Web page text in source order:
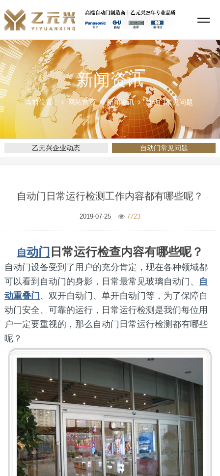
新闻资讯
当前位置： 网站首页 新闻资讯 自动门常见问题
乙元兴企业动态 自动门常见问题
自动门日常运行检测工作内容都有哪些呢？
2019-07-25 7723
自动门 日常运行检查内容有哪些呢？
自动门设备受到了用户的充分肯定，现在各种领域都
可以看到自动门的身影，日常最常见玻璃自动门、
自
动重叠门 、双开自动门、单开自动门等，为了保障自
动门安全、可靠的运行，日常运行检测是我们每位用
户一定要重视的，那么自动门日常运行检测都有哪些
呢？